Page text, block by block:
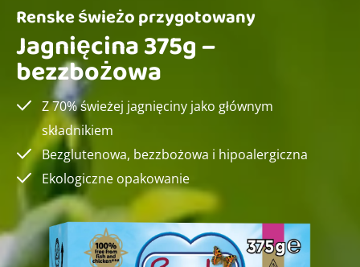
Renske świeżo przygotowany
Jagnięcina 375g –
bezzbożowa
Z 70% świeżej jagnięciny jako głównym
składnikiem
Bezglutenowa, bezzbożowa i hipoalergiczna
Ekologiczne opakowanie